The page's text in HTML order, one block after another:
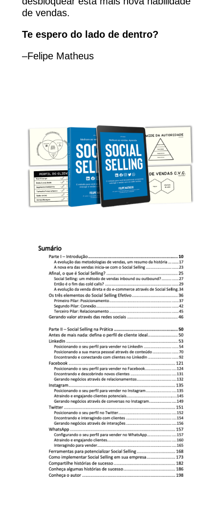
de vendas.
Te espero do lado de dentro?
–Felipe Matheus